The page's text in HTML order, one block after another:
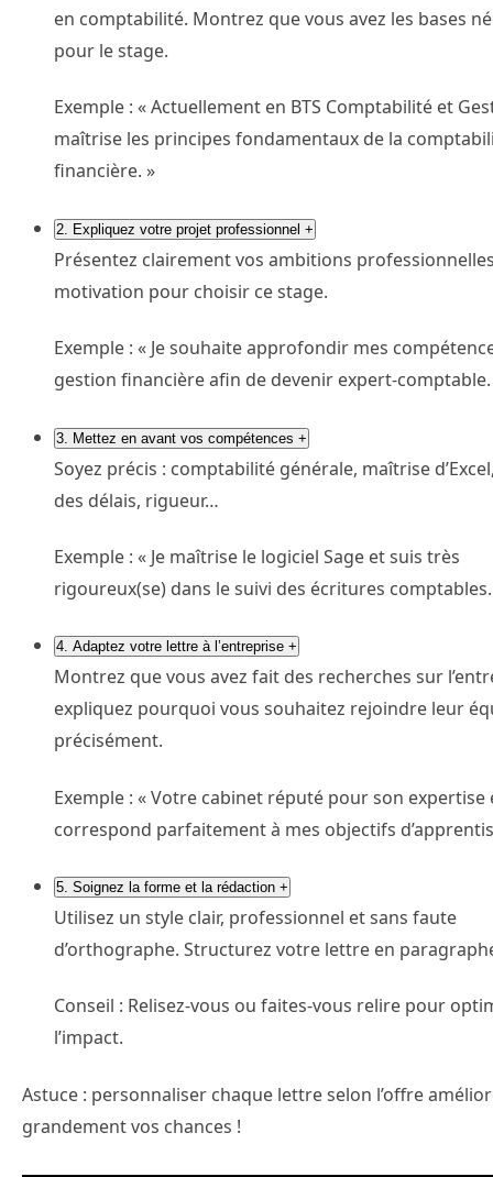
en comptabilité. Montrez que vous avez les bases
pour le stage.
Exemple : « Actuellement en BTS Comptabilité et
maîtrise les principes fondamentaux de la
financière. »
2. Expliquez votre projet professionnel +
Présentez clairement vos ambitions
motivation pour choisir ce stage.
Exemple : « Je souhaite approfondir mes
gestion financière afin de devenir expert-comptable.
3. Mettez en avant vos compétences +
Soyez précis : comptabilité générale, maîtrise
des délais, rigueur…
Exemple : « Je maîtrise le logiciel Sage et suis très
rigoureux(se) dans le suivi des écritures
4. Adaptez votre lettre à l’entreprise +
Montrez que vous avez fait des recherches sur
expliquez pourquoi vous souhaitez rejoindre leur
précisément.
Exemple : « Votre cabinet réputé pour son expertise
correspond parfaitement à mes objectifs
5. Soignez la forme et la rédaction +
Utilisez un style clair, professionnel et sans faute
d’orthographe. Structurez votre lettre en
Conseil : Relisez-vous ou faites-vous relire pour
l’impact.
Astuce : personnaliser chaque lettre selon l’offre
grandement vos chances !